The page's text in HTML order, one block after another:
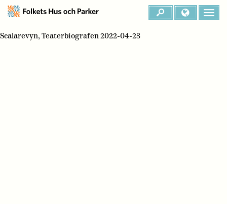
Scalarevyn, Teaterbiografen 2022-04-23